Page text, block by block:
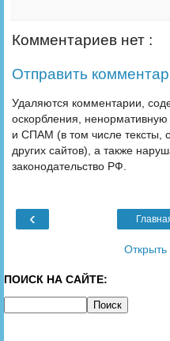
Комментариев нет :
Отправить
Удаляются комментарии,
оскорбления, ненормативную
и СПАМ (в том числе тексты,
других сайтов), а также
законодательство РФ.
‹
ПОИСК НА САЙТЕ: